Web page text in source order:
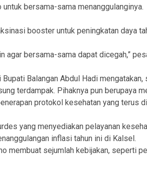
bersama-sama menanggulanginya.
booster untuk peningkatan daya
agar bersama-sama dapat dicegah,”
Balangan Abdul Hadi mengatakan,
terdampak. Pihaknya pun berupaya
protokol kesehatan yang terus
yang menyediakan pelayanan
inflasi tahun ini di Kalsel.
membuat sejumlah kebijakan, seperti